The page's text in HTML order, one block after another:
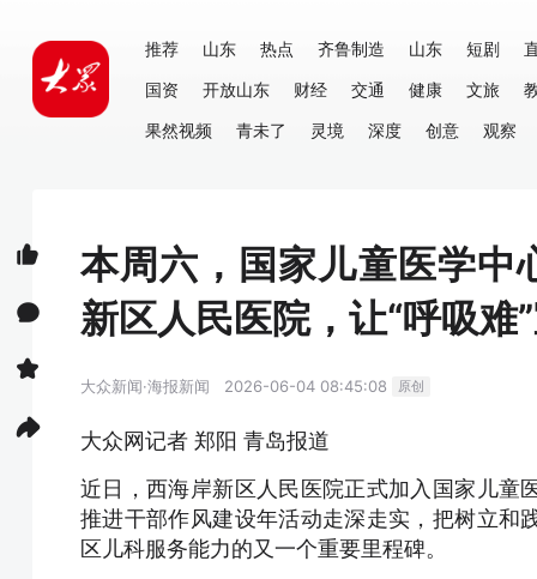
推荐 山东 热点 齐鲁制造 山东 短剧
国资
开放山东 财经 交通 健康 文旅
果然视频
青未了 灵境 深度 创意 观察
本周六，国家儿童医学中
新区人民医院，让“呼吸难
大众新闻·海报新闻 2026-06-04 08:45:08 原创
大众网记者 郑阳 青岛报道
近日，西海岸新区人民医院正式加入国家儿童
推进干部作风建设年活动走深走实，把树立和
区儿科服务能力的又一个重要里程碑。